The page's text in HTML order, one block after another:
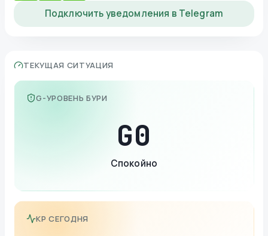
Подключить уведомления в Telegram
ТЕКУЩАЯ СИТУАЦИЯ
G-УРОВЕНЬ БУРИ
G0
Спокойно
KP СЕГОДНЯ